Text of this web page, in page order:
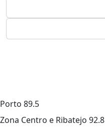
Porto 89.5
Zona Centro e Ribatejo 92.8